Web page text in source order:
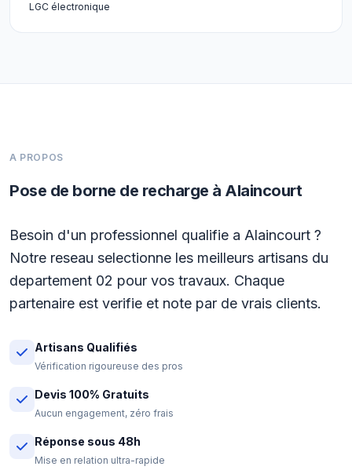
LGC électronique
A PROPOS
Pose de borne de recharge à Alaincourt
Besoin d'un professionnel qualifie a Alaincourt ?
Notre reseau selectionne les meilleurs artisans du
departement 02 pour vos travaux. Chaque
partenaire est verifie et note par de vrais clients.
Artisans Qualifiés
Vérification rigoureuse des pros
Devis 100% Gratuits
Aucun engagement, zéro frais
Réponse sous 48h
Mise en relation ultra-rapide